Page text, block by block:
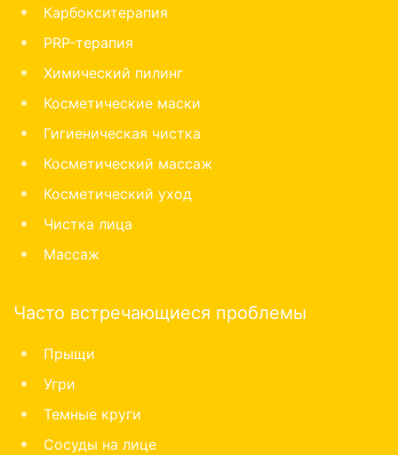
Карбокситерапия
PRP-терапия
Химический пилинг
Косметические маски
Гигиеническая чистка
Косметический массаж
Косметический уход
Чистка лица
Массаж
Часто встречающиеся проблемы
Прыщи
Угри
Темные круги
Сосуды на лице